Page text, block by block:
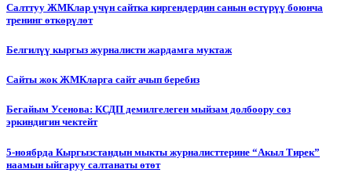
Салттуу ЖМКлар үчүн сайтка киргендердин санын өстүрүү боюнча
тренинг өткөрүлөт
Белгилүү кыргыз журналисти жардамга муктаж
Сайты жок ЖМКларга сайт ачып беребиз
Бегайым Усенова: КСДП демилгелеген мыйзам долбоору сөз
эркиндигин чектейт
5-ноябрда Кыргызстандын мыкты журналисттерине “Акыл Тирек”
наамын ыйгаруу салтанаты өтөт